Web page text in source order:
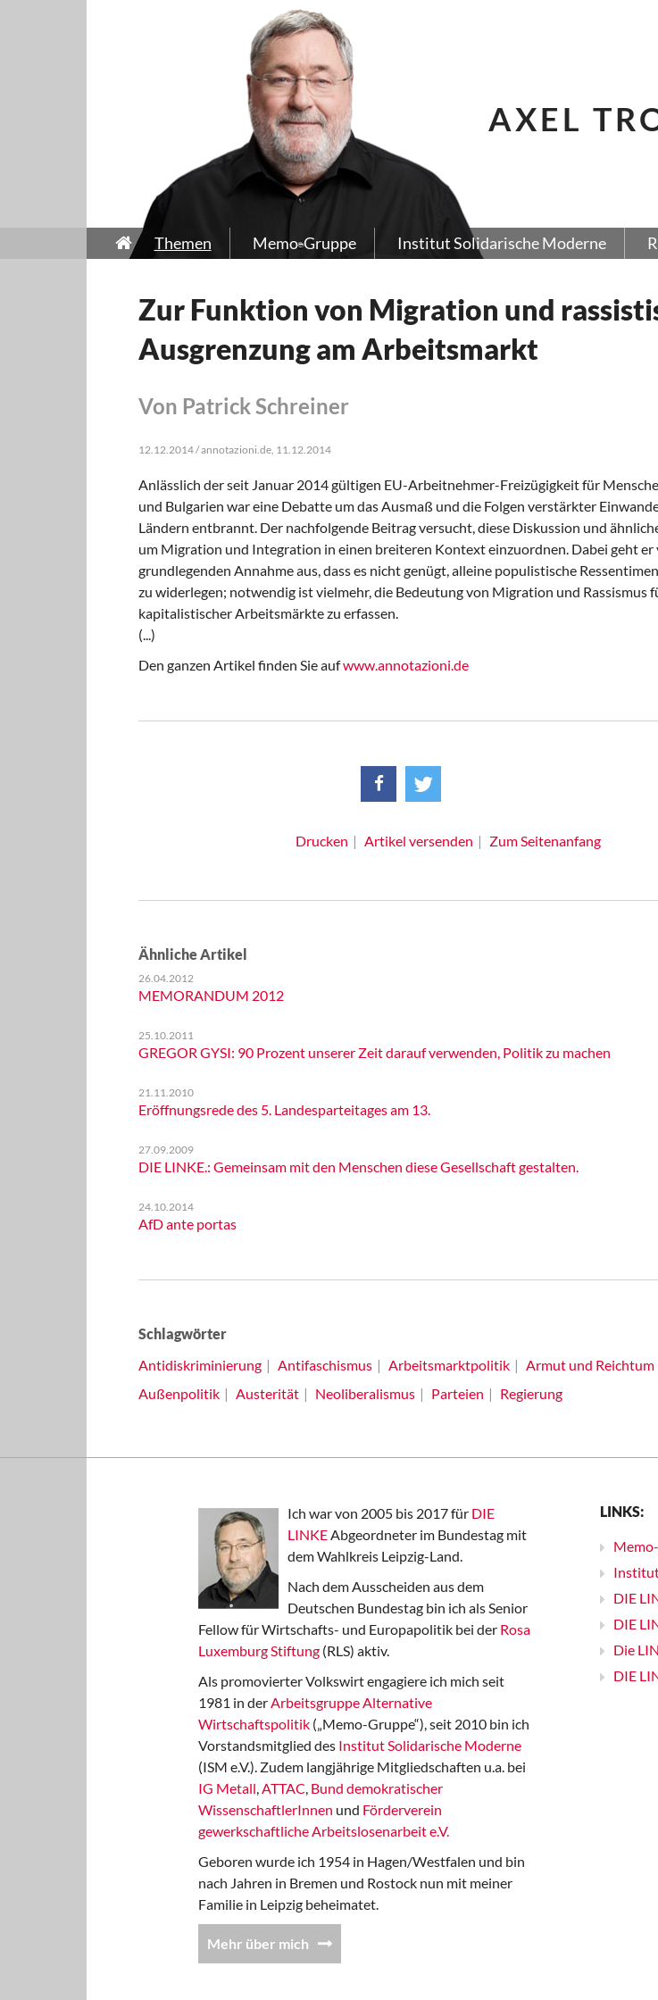
AXEL
Themen Memo-Gruppe Institut Solidarische Moderne
Zur Funktion von Migration und
Ausgrenzung am Arbeitsmarkt
Von Patrick Schreiner
12.12.2014 / annotazioni.de, 11.12.2014
Anlässlich der seit Januar 2014 gültigen EU-Arbeitnehmer-Freizügigkeit für
und Bulgarien war eine Debatte um das Ausmaß und die Folgen verstärkter
Ländern entbrannt. Der nachfolgende Beitrag versucht, diese Diskussion und
um Migration und Integration in einen breiteren Kontext einzuordnen. Dabei geht er
grundlegenden Annahme aus, dass es nicht genügt, alleine populistische
zu widerlegen; notwendig ist vielmehr, die Bedeutung von Migration und Rassismus
kapitalistischer Arbeitsmärkte zu erfassen.
(...)
Den ganzen Artikel finden Sie aufwww.annotazioni.de
Drucken Artikel versenden Zum Seitenanfang
Ähnliche Artikel
26.04.2012
MEMORANDUM 2012
25.10.2011
GREGOR GYSI: 90 Prozent unserer Zeit darauf verwenden, Politik zu machen
21.11.2010
Eröffnungsrede des 5. Landesparteitages am 13.
27.09.2009
DIE LINKE.: Gemeinsam mit den Menschen diese Gesellschaft gestalten.
24.10.2014
AfD ante portas
Schlagwörter
Antidiskriminierung
Antifaschismus Arbeitsmarktpolitik
Armut und Reichtum
Außenpolitik
Austerität Neoliberalismus Parteien Regierung
Ich war von 2005 bis 2017 für DIE
LINKEAbgeordneter im Bundestag mit
dem Wahlkreis Leipzig-Land.
Nach dem Ausscheiden aus dem
Deutschen Bundestag bin ich als Senior
Fellow für Wirtschafts- und Europapolitik bei der Rosa
Luxemburg Stiftung (RLS) aktiv.
Als promovierter Volkswirt engagiere ich mich seit
1981 in derArbeitsgruppe Alternative
Wirtschaftspolitik („Memo-Gruppe“), seit 2010 bin ich
Vorstandsmitglied des Institut Solidarische Moderne
(ISM e.V.). Zudem langjährige Mitgliedschaften u.a. bei
IG Metall,ATTAC, Bund demokratischer
WissenschaftlerInnen und Förderverein
gewerkschaftliche Arbeitslosenarbeit e.V.
Geboren wurde ich 1954 in Hagen/Westfalen und bin
nach Jahren in Bremen und Rostock nun mit meiner
Familie in Leipzig beheimatet.
Mehr über mich
LINKS:
DIE
DIE
Die
DIE